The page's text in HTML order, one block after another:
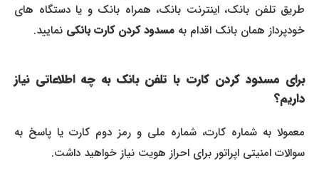
طریق تلفن بانک، اینترنت بانک، همراه بانک و یا دستگاه های
خودپرداز همان بانک اقدام به مسدود کردن کارت بانکینمایید.
برای مسدود کردن کارت با تلفن بانک به چه اطلاعاتی نیاز
داریم؟
معمولا به شماره کارت، شماره ملی و رمز دوم کارت یا پاسخ به
سوالات امنیتی اپراتور برای احراز هویت نیاز خواهید داشت.